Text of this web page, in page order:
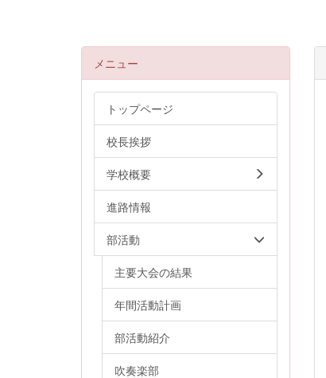
メニュー
トップページ
校長挨拶
学校概要
進路情報
部活動
主要大会の結果
年間活動計画
部活動紹介
吹奏楽部